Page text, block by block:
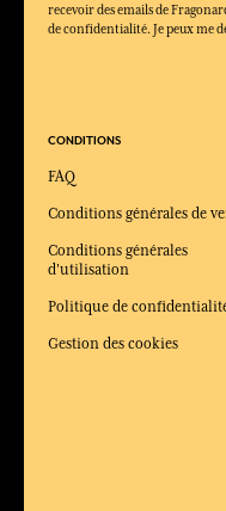
recevoir des emails de
de confidentialité. Je peux me
CONDITIONS
FAQ
Conditions générales de
Conditions générales
d'utilisation
Politique de
Gestion des cookies